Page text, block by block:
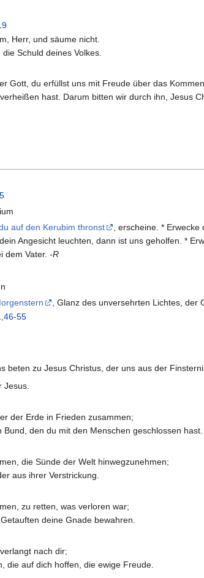
Herr, und säume nicht.
Schuld deines Volkes.
Gott, du erfüllst uns mit Freude über das
hast. Darum bitten wir durch ihn, Jesus
auf den Kerubim thronst , erscheine. * Erwecke
Angesicht leuchten, dann ist uns geholfen. *
dem Vater. -R
, Glanz des unversehrten Lichtes,
55
beten zu Jesus Christus, der uns aus der
Jesus.
der Erde in Frieden zusammen;
Bund, den du mit den Menschen geschlossen hast.
die Sünde der Welt hinwegzunehmen;
aus ihrer Verstrickung.
zu retten, was verloren war;
deine Gnade bewahren.
nach dir;
die auf dich hoffen, die ewige Freude.